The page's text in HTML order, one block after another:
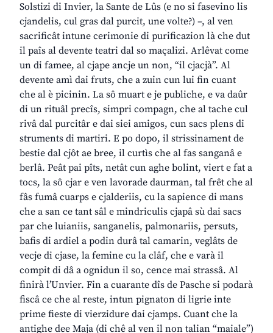
Solstizi di Invier, la Sante de Lûs (e no si fasevino lis
cjandelis, cul gras dal purcit, une volte?) –, al ven
sacrificât intune cerimonie di purificazion là che dut
il paîs al devente teatri dal so maçalizi. Arlêvat come
un di famee, al cjape ancje un non, “il cjacjà”. Al
devente amì dai fruts, che a zuin cun lui fin cuant
che al è picinin. La sô muart e je publiche, e va daûr
di un rituâl precîs, simpri compagn, che al tache cul
rivâ dal purcitâr e dai siei amigos, cun sacs plens di
struments di martiri. E po dopo, il strissinament de
bestie dal cjôt ae bree, il curtìs che al fas sanganâ e
berlâ. Peât pai pîts, netât cun aghe bolint, viert e fat a
tocs, la sô cjar e ven lavorade daurman, tal frêt che al
fâs fumâ cuarps e cjalderiis, cu la sapience di mans
che a san ce tant sâl e mindriculis cjapâ sù dai sacs
par che luianiis, sanganelis, palmonariis, persuts,
bafis di ardiel a podin durâ tal camarin, veglâts de
vecje di cjase, la femine cu la clâf, che e varà il
compit di dâ a ognidun il so, cence mai strassâ. Al
finirà l’Unvier. Fin a cuarante dîs de Pasche si podarà
fiscâ ce che al reste, intun pignaton di ligrie inte
prime fieste di vierzidure dai cjamps. Cuant che la
antighe dee Maja (di chê al ven il non talian “maiale”)